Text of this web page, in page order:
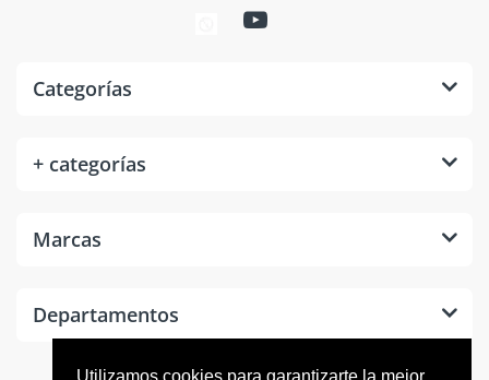
Utilizamos cookies para garantizarte la mejor
Categorías
+ categorías
Marcas
Departamentos